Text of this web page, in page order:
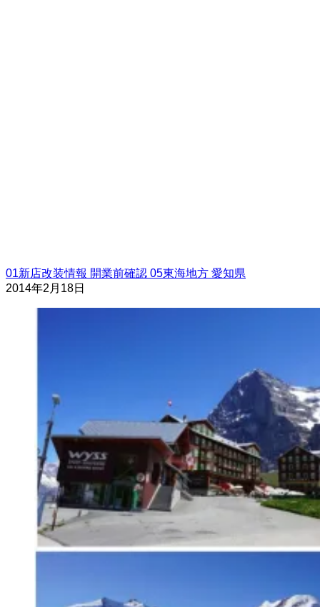
01新店改装情報 開業前確認 05東海地方 愛知県
2014年2月18日